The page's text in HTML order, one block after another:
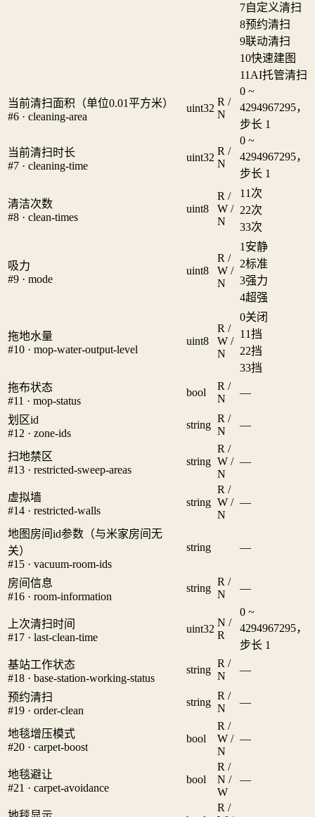
7自定义清扫
8预约清扫
9联动清扫
10快速建图
11 AI托管清扫
当前清扫面积（单位0.01平方米）
#6 · cleaning-area
uint32
R /
N
0 ~
4294967295，
步长 1
当前清扫时长
#7 · cleaning-time
uint32
R /
N
0 ~
4294967295，
步长 1
清洁次数
#8 · clean-times
uint8
R /
W /
N
1 1次
22次
33次
吸力
#9 · mode
uint8
R /
W /
N
1 安静
2标准
3强力
4超强
拖地水量
#10 · mop-water-output-level
uint8
R /
W /
N
0关闭
1 1挡
22挡
33挡
拖布状态
#11 · mop-status
bool
R /
N
—
划区id
#12 · zone-ids
string
R /
N
—
扫地禁区
#13 · restricted-sweep-areas
string
R /
W /
N
—
虚拟墙
#14 · restricted-walls
string
R /
W /
N
—
地图房间id参数（与米家房间无
关）
#15 · vacuum-room-ids
string —
房间信息
#16 · room-information
string
R /
N
—
上次清扫时间
#17 · last-clean-time
uint32
N /
R
0 ~
4294967295，
步长 1
基站工作状态
#18 · base-station-working-status
string
R /
N
—
预约清扫
#19 · order-clean
string
R /
N
—
地毯增压模式
#20 · carpet-boost
bool
R /
W /
N
—
地毯避让
#21 · carpet-avoidance
bool
R /
N /
W
—
R /